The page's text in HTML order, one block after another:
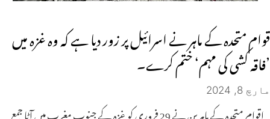
قوام متحدہ کے ماہر نے اسرائیل پر زور دیا ہے کہ وہ غزہ میں
’فاقہ کشی کی مہم‘ ختم کرے۔
مارچ 8, 2024
اقوام متحدہ کے ماہرین نے 29 فروری کو غزہ کے جنوب مغرب میں آٹا جمع